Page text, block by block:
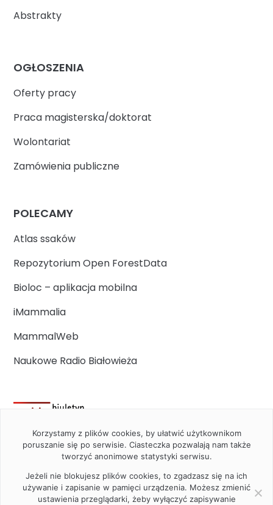
Abstrakty
OGŁOSZENIA
Oferty pracy
Praca magisterska/doktorat
Wolontariat
Zamówienia publiczne
POLECAMY
Atlas ssaków
Repozytorium Open ForestData
Bioloc – aplikacja mobilna
iMammalia
MammalWeb
Naukowe Radio Białowieża
Korzystamy z plików cookies, by ułatwić użytkownikom
poruszanie się po serwisie. Ciasteczka pozwalają nam także
tworzyć anonimowe statystyki serwisu.
Jeżeli nie blokujesz plików cookies, to zgadzasz się na ich
używanie i zapisanie w pamięci urządzenia. Możesz zmienić
ustawienia przeglądarki, żeby wyłączyć zapisywanie